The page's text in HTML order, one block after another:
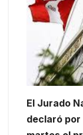
El Jurado
declaró